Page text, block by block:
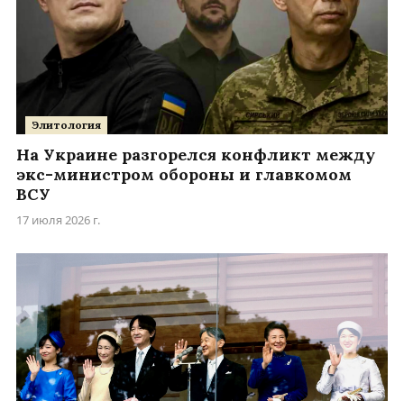
Элитология
На Украине разгорелся конфликт между
экс-министром обороны и главкомом
ВСУ
17 июля 2026 г.